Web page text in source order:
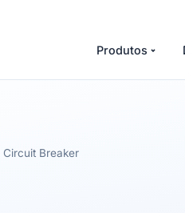
Produtos
Circuit Breaker